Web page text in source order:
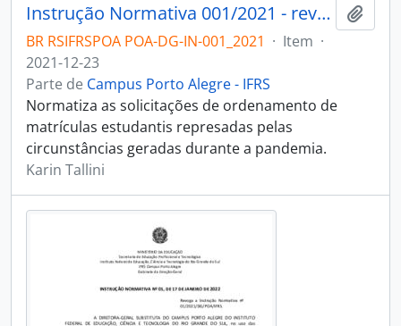
Instrução Normativa 001/2021 - revogado
BR RSIFRSPOA POA-DG-IN-001_2021 · Item ·
2021-12-23
Parte de Campus Porto Alegre - IFRS
Normatiza as solicitações de ordenamento de
matrículas estudantis represadas pelas
circunstâncias geradas durante a pandemia.
Karin Tallini